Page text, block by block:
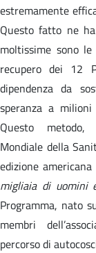
estremamente
Questo fatto ne
moltissime sono
recupero dei 12
dipendenza da
speranza a
Questo metodo,
Mondiale della
edizione
migliaia di uomini
Programma, nato
membri
percorso di